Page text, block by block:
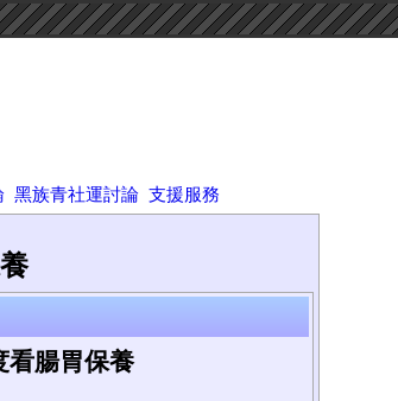
黑族青社運討論 支援服務
看腸胃保養